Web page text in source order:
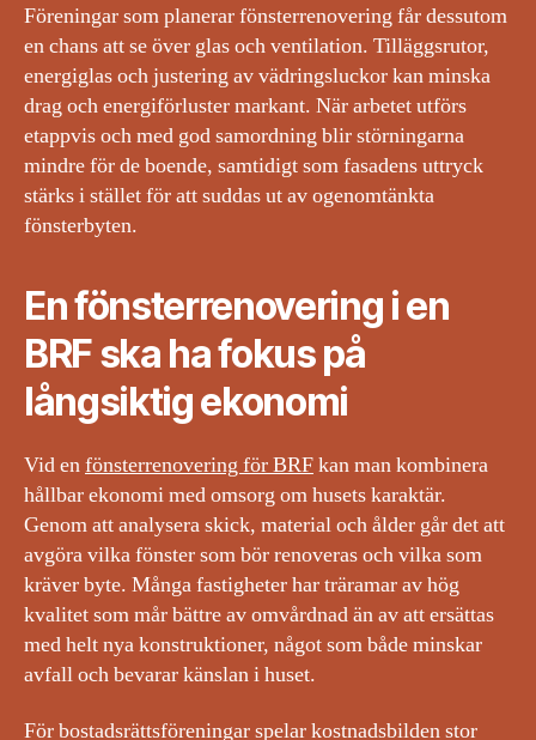
Föreningar som planerar fönsterrenovering får dessutom
en chans att se över glas och ventilation. Tilläggsrutor,
energiglas och justering av vädringsluckor kan minska
drag och energiförluster markant. När arbetet utförs
etappvis och med god samordning blir störningarna
mindre för de boende, samtidigt som fasadens uttryck
stärks i stället för att suddas ut av ogenomtänkta
fönsterbyten.
En fönsterrenovering i en
BRF ska ha fokus på
långsiktig ekonomi
Vid enfönsterrenovering för BRFkan man kombinera
hållbar ekonomi med omsorg om husets karaktär.
Genom att analysera skick, material och ålder går det att
avgöra vilka fönster som bör renoveras och vilka som
kräver byte. Många fastigheter har träramar av hög
kvalitet som mår bättre av omvårdnad än av att ersättas
med helt nya konstruktioner, något som både minskar
avfall och bevarar känslan i huset.
För bostadsrättsföreningar spelar kostnadsbilden stor